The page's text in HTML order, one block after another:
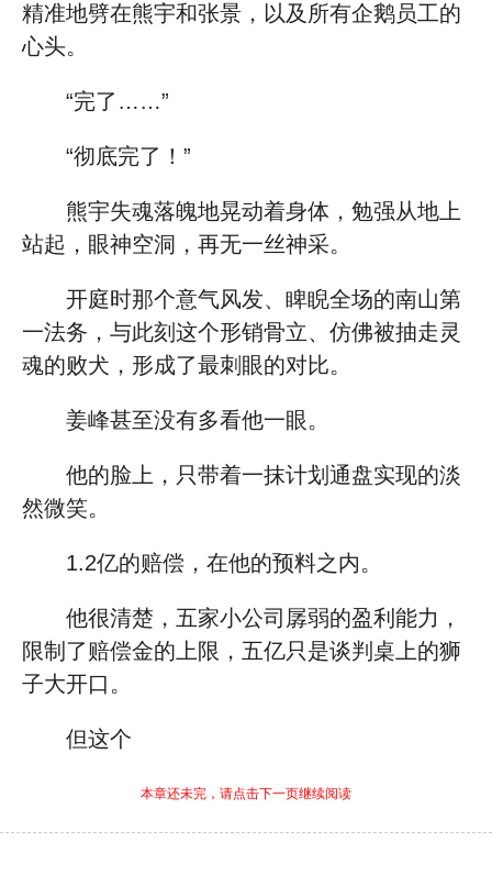
精准地劈在熊宇和张景，以及所有企鹅员工的
心头。
“完了……”
“彻底完了！”
熊宇失魂落魄地晃动着身体，勉强从地上
站起，眼神空洞，再无一丝神采。
开庭时那个意气风发、睥睨全场的南山第
一法务，与此刻这个形销骨立、仿佛被抽走灵
魂的败犬，形成了最刺眼的对比。
姜峰甚至没有多看他一眼。
他的脸上，只带着一抹计划通盘实现的淡
然微笑。
1.2亿的赔偿，在他的预料之内。
他很清楚，五家小公司孱弱的盈利能力，
限制了赔偿金的上限，五亿只是谈判桌上的狮
子大开口。
但这个
本章还未完，请点击下一页继续阅读